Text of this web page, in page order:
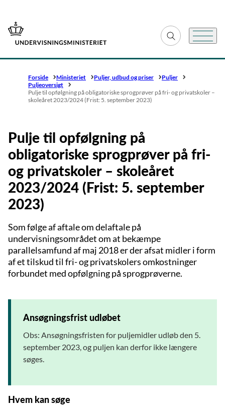
Gå til forsiden Fold søgefelt ud
Menu
Forside Ministeriet Puljer, udbud og priser
Puljer
Puljeoversigt
Pulje til opfølgning på obligatoriske sprogprøver på fri- og privatskoler –
skoleåret 2023/2024 (Frist: 5. september 2023)
Pulje til opfølgning på
obligatoriske sprogprøver på fri-
og privatskoler – skoleåret
2023/2024 (Frist: 5. september
2023)
Som følge af aftale om delaftale på
undervisningsområdet om at bekæmpe
parallelsamfund af maj 2018 er der afsat midler i form
af et tilskud til fri- og privatskolers omkostninger
forbundet med opfølgning på sprogprøverne.
Ansøgningsfrist udløbet
Obs: Ansøgningsfristen for puljemidler udløb den 5.
september 2023, og puljen kan derfor ikke længere
søges.
Hvem kan søge